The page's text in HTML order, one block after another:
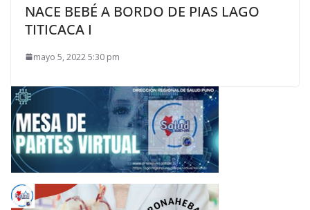
NACE BEBÉ A BORDO DE PIAS LAGO
TITICACA I
mayo 5, 2022 5:30 pm